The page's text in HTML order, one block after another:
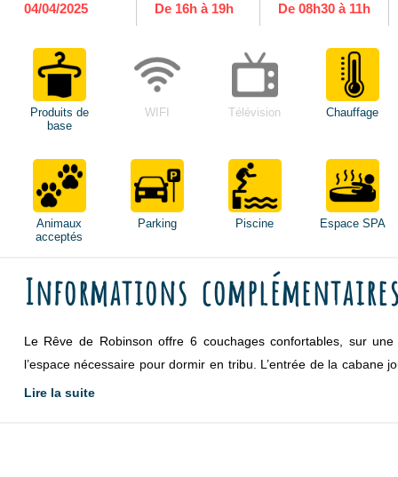
04/04/2025 De 16h à 19h De 08h30 à 11h
Produits de
base
WIFI Télévision Chauffage
Animaux
acceptés
Parking Piscine Espace SPA
Informations
Le Rêve de Robinson offre 6 couchages confortables, sur
l’espace nécessaire pour dormir en tribu. L’entrée de la cabane
système imaginatif permet de soulever la table et de laisser
Lire la suite